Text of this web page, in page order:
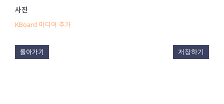
사진
KBoard 미디어 추가
돌아가기 저장하기